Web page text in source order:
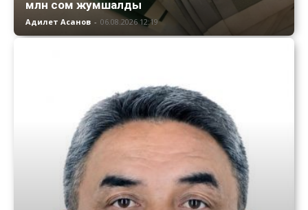
млн сом жумшалды
Адилет Асанов - 06.08.2026 12:19